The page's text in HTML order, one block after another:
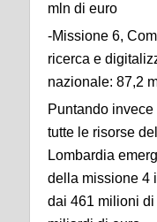
mln di euro
-Missione 6,
ricerca e
nazionale: 87,2
Puntando invece
tutte le risorse
Lombardia
della missione 4
dai 461 milioni